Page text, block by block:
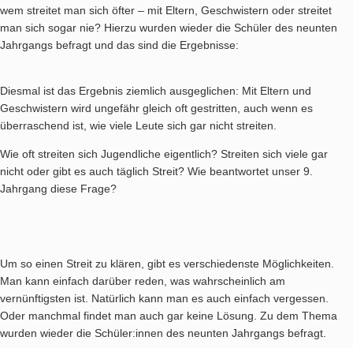
wem streitet man sich öfter – mit Eltern, Geschwistern oder streitet
man sich sogar nie? Hierzu wurden wieder die Schüler des neunten
Jahrgangs befragt und das sind die Ergebnisse:
Diesmal ist das Ergebnis ziemlich ausgeglichen: Mit Eltern und
Geschwistern wird ungefähr gleich oft gestritten, auch wenn es
überraschend ist, wie viele Leute sich gar nicht streiten.
Wie oft streiten sich Jugendliche eigentlich? Streiten sich viele gar
nicht oder gibt es auch täglich Streit? Wie beantwortet unser 9.
Jahrgang diese Frage?
Um so einen Streit zu klären, gibt es verschiedenste Möglichkeiten.
Man kann einfach darüber reden, was wahrscheinlich am
vernünftigsten ist. Natürlich kann man es auch einfach vergessen.
Oder manchmal findet man auch gar keine Lösung. Zu dem Thema
wurden wieder die Schüler:innen des neunten Jahrgangs befragt.